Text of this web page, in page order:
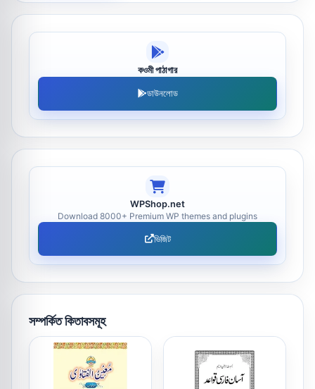
কওমী পাঠাগার
ডাউনলোড
WPShop.net
Download 8000+ Premium WP themes and plugins
ভিজিট
সম্পর্কিত কিতাবসমূহ